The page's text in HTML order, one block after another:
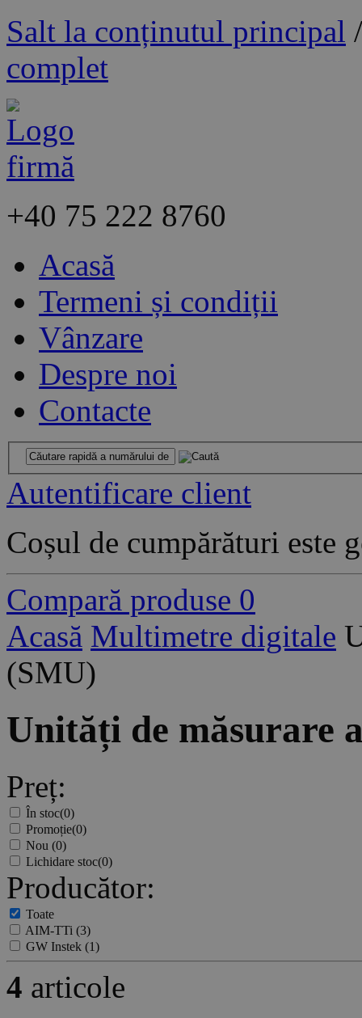
Salt la conținutul principal
complet
+40 75 222 8760
Acasă
Termeni și condiții
Vânzare
Despre noi
Contacte
Autentificare client
Coșul de cumpărături este
Compară produse 0
Acasă Multimetre digitale
(SMU)
Unități de măsurare
Preț:
În stoc(0)
Promoție(0)
Nou (0)
Lichidare stoc(0)
Producător:
Toate
AIM-TTi (3)
GW Instek (1)
4 articole